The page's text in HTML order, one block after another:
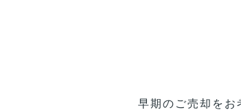
早期のご売却をお